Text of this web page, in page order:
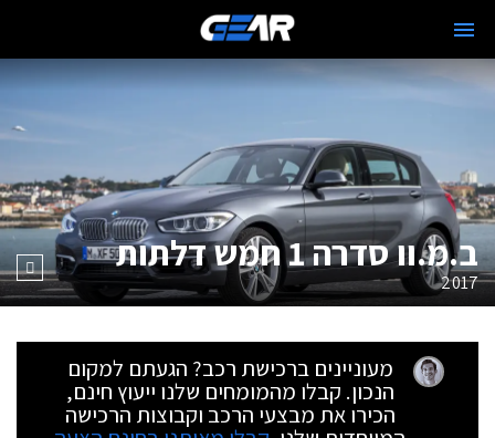
ב.מ.וו סדרה 1 חמש דלתות
2017
מעוניינים ברכישת רכב? הגעתם למקום
הנכון. קבלו מהמומחים שלנו ייעוץ חינם,
הכירו את מבצעי הרכב וקבוצות הרכישה